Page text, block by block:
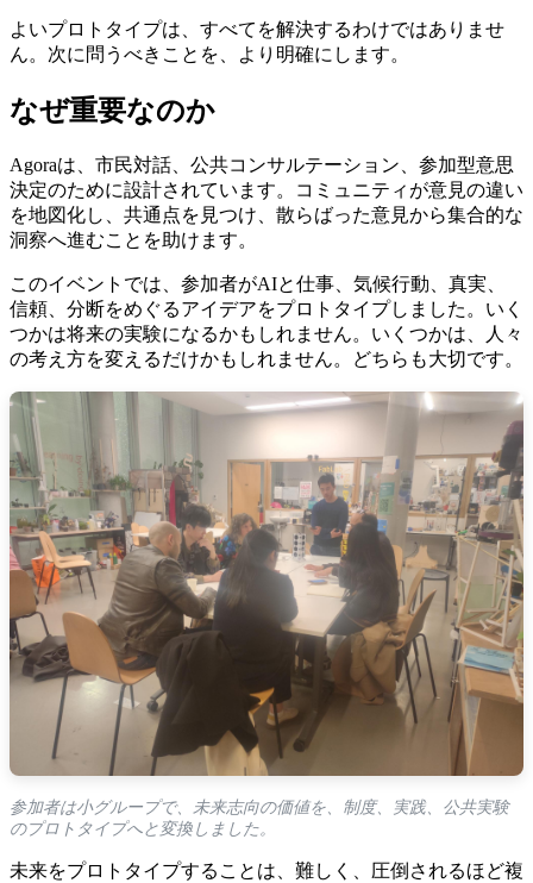
よいプロトタイプは、すべてを解決するわけではありませ
ん。次に問うべきことを、より明確にします。
なぜ重要なのか
Agoraは、市民対話、公共コンサルテーション、参加型意思
決定のために設計されています。コミュニティが意見の違い
を地図化し、共通点を見つけ、散らばった意見から集合的な
洞察へ進むことを助けます。
このイベントでは、参加者がAIと仕事、気候行動、真実、
信頼、分断をめぐるアイデアをプロトタイプしました。いく
つかは将来の実験になるかもしれません。いくつかは、人々
の考え方を変えるだけかもしれません。どちらも大切です。
参加者は小グループで、未来志向の価値を、制度、実践、公共実験
のプロトタイプへと変換しました。
未来をプロトタイプすることは、難しく、圧倒されるほど複